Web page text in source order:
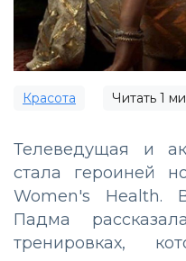
Красота Читать 1
Телеведущая и
стала героиней
Women's Health.
Падма
тренировках,